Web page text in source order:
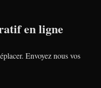
en ligne
Envoyez nous vos